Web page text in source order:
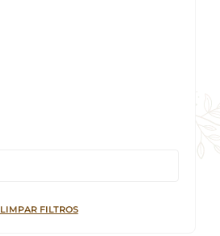
LIMPAR FILTROS